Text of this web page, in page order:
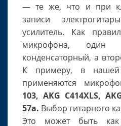
— те же, что и при
записи
усилитель. Как
микрофона,
конденсаторный, а
К примеру, в нашей
применяются
103, AKG С414XLS,
57a. Выбор гитарного
Это может быть